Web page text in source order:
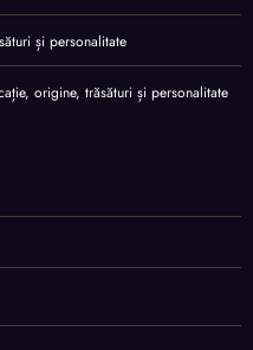
și personalitate
origine, trăsături și personalitate